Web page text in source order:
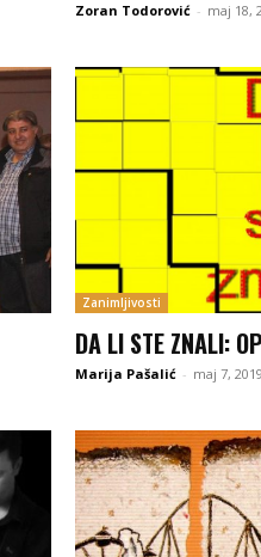
Zoran Todorović - maj 18,
Zanimljivosti
DA LI STE ZNALI:
Marija Pašalić - maj 7, 2019